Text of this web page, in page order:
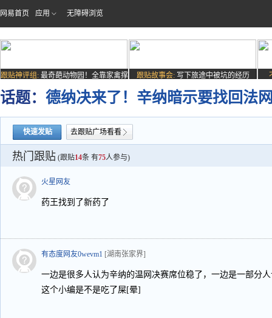
网易首页 应用 无障碍浏览
跟贴神评组: 最奇葩动物园！全靠家禽撑
场子
跟贴故事会: 写下旅途中被坑的经历
话题： 德纳决来了！辛纳暗示要找回法
快速发贴 去跟贴广场看看
热门跟贴 (跟贴14条 有75人参与)
火星网友
药王找到了新药了
有态度网友0wevm1 [湖南张家界]
一边是很多人认为辛纳的温网决赛席位稳了，一边是一部分
这个小编是不是吃了屎[晕]